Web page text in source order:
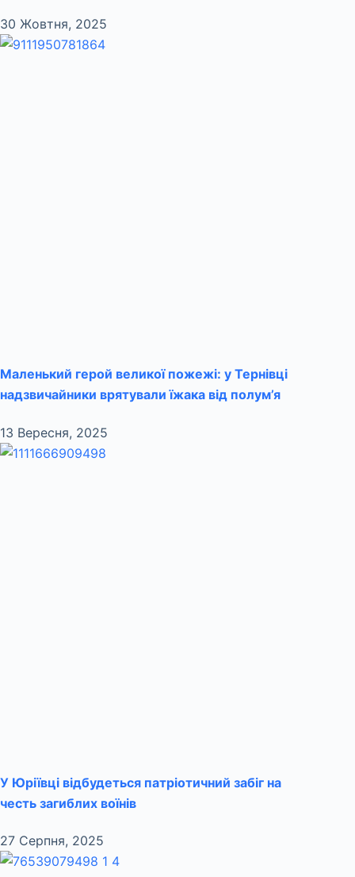
30 Жовтня, 2025
Маленький герой великої пожежі: у Тернівці
надзвичайники врятували їжака від полум’я
13 Вересня, 2025
У Юріївці відбудеться патріотичний забіг на
честь загиблих воїнів
27 Серпня, 2025